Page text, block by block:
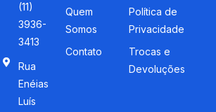
(11)
3936-
3413
Rua
Enéias
Luís
Quem
Somos
Contato
Política de
Privacidade
Trocas e
Devoluções